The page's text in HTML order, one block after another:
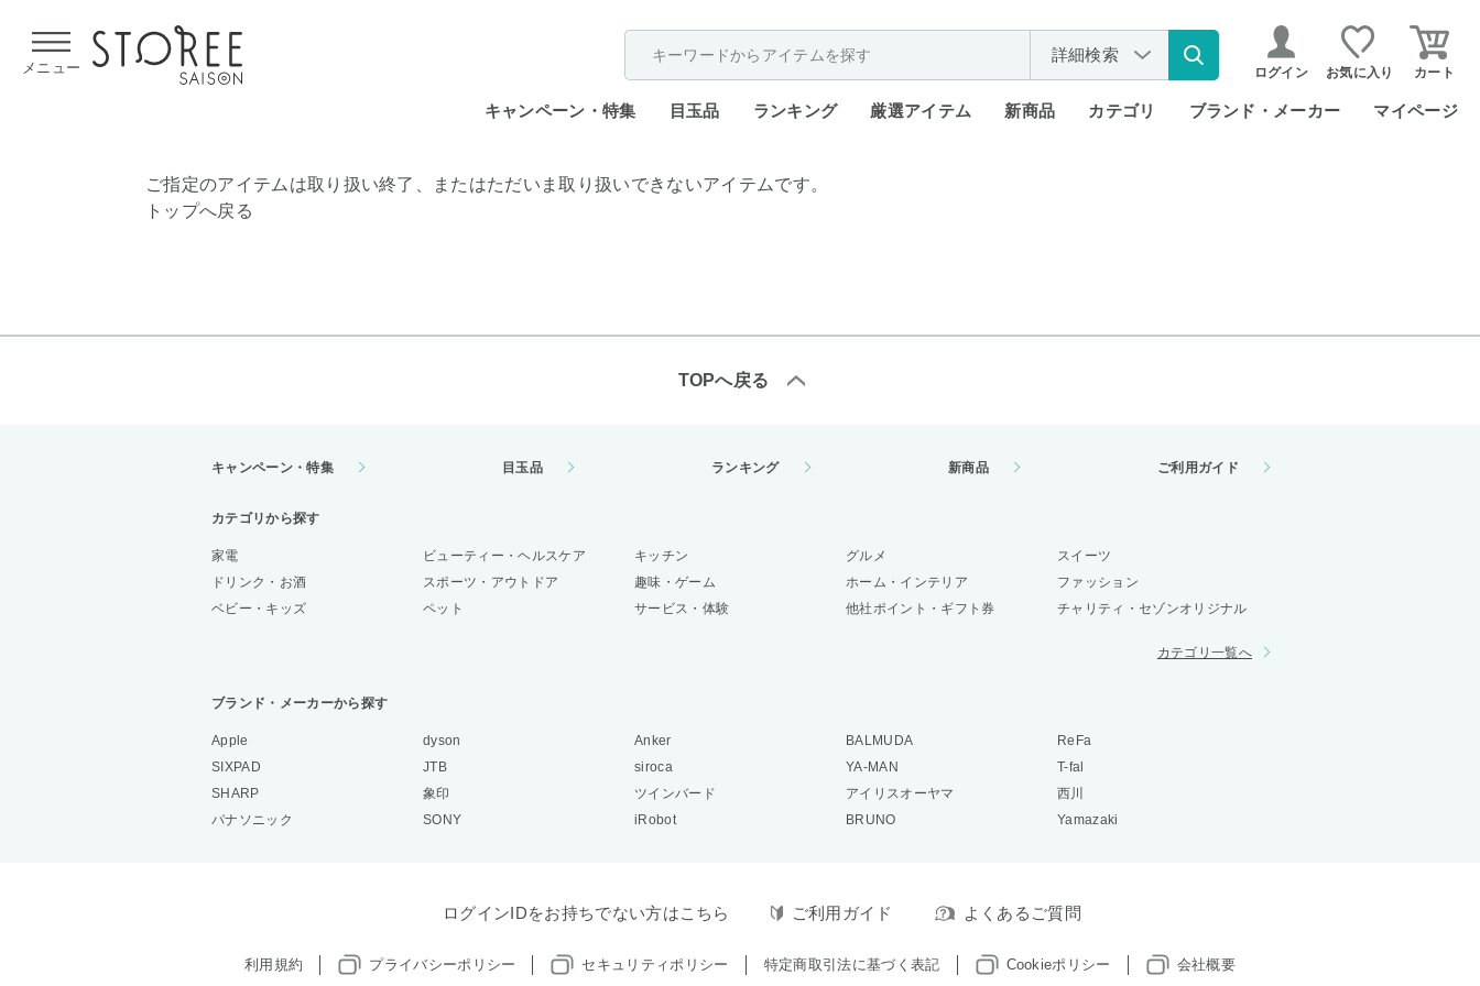
メニュー
詳細検索
ログイン お気に入り カート
キャンペーン・特集 目玉品 ランキング 厳選アイテム 新商品 カテゴリ ブランド・メーカー マイページ
ご指定のアイテムは取り扱い終了、またはただいま取り扱いできないアイテムです。
トップへ戻る
TOPへ戻る
キャンペーン・特集 目玉品 ランキング 新商品 ご利用ガイド
カテゴリから探す
家電 ビューティー・ヘルスケア キッチン グルメ
スイーツ
ドリンク・お酒
スポーツ・アウトドア 趣味・ゲーム ホーム・インテリア
ファッション
ベビー・キッズ
ペット サービス・体験 他社ポイント・ギフト券 チャリティ・セゾンオリジナル
カテゴリ一覧へ
ブランド・メーカーから探す
Apple dyson Anker BALMUDA
ReFa
SIXPAD
JTB siroca YA-MAN
T-fal
SHARP
象印 ツインバード アイリスオーヤマ
西川
パナソニック
SONY iRobot BRUNO Yamazaki
ログインIDをお持ちでない方はこちら ご利用ガイド よくあるご質問
利用規約 プライバシーポリシー セキュリティポリシー 特定商取引法に基づく表記 Cookieポリシー 会社概要